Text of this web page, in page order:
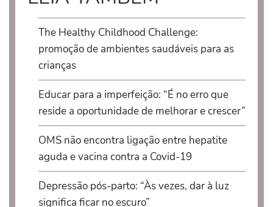
The Healthy Childhood Challenge:
promoção de ambientes saudáveis para as
crianças
Educar para a imperfeição: “É no erro que
reside a oportunidade de melhorar e crescer”
OMS não encontra ligação entre hepatite
aguda e vacina contra a Covid-19
Depressão pós-parto: “Às vezes, dar à luz
significa ficar no escuro”